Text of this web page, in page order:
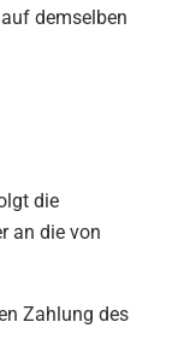
demselben
die
an die von
Zahlung des